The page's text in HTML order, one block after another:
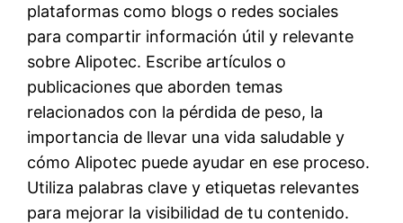
plataformas como blogs o redes sociales
para compartir información útil y relevante
sobre Alipotec. Escribe artículos o
publicaciones que aborden temas
relacionados con la pérdida de peso, la
importancia de llevar una vida saludable y
cómo Alipotec puede ayudar en ese proceso.
Utiliza palabras clave y etiquetas relevantes
para mejorar la visibilidad de tu contenido.